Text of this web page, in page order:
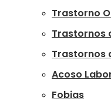
Trastorno
Trastornos
Trastornos
Acoso
Fobias